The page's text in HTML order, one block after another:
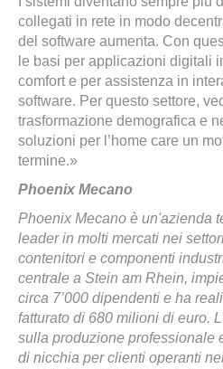
collegati in rete in modo
del software aumenta. Con
le basi per applicazioni digitali
comfort e per assistenza in
software. Per questo settore,
trasformazione demografica e
soluzioni per l’home care un
termine.»
Phoenix Mecano
Phoenix Mecano è un'azienda
leader in molti mercati nei
contenitori e componenti
centrale a Stein am Rhein,
circa 7’000 dipendenti e ha
fatturato di 680 milioni di euro.
sulla produzione professionale
di nicchia per clienti operanti